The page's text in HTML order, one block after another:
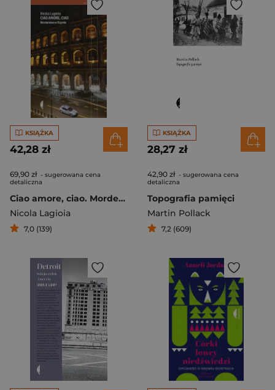
KSIĄŻKA
42,28 zł
69,90 zł - sugerowana cena
detaliczna
Ciao amore, ciao. Morderstwo w Rzymie
Nicola Lagioia
7,0 (139)
KSIĄŻKA
28,27 zł
42,90 zł - sugerowana cena
detaliczna
Topografia pamięci
Martin Pollack
7,2 (609)